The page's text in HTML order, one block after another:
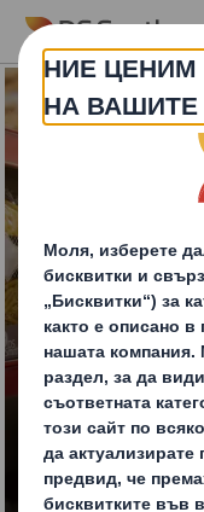
Skip to main content
Открояващи
и ефективност